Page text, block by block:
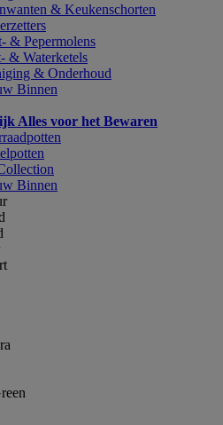
& Keukenschorten
& Pepermolens
& Waterketels
& Onderhoud
Binnen
Alles voor het Bewaren
Binnen